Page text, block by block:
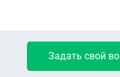
Задать свой